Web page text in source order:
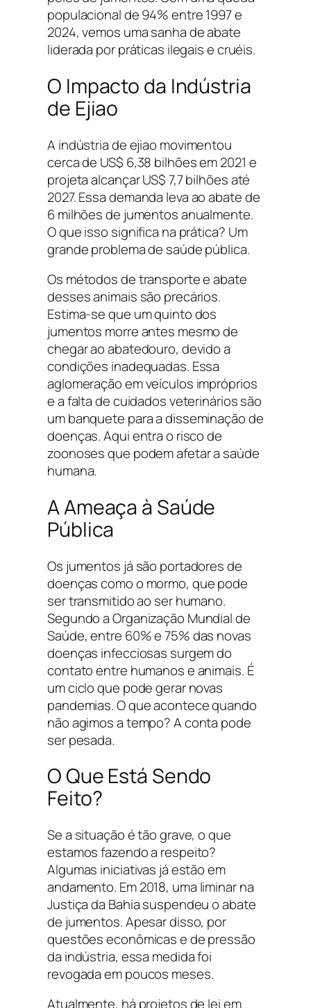
populacional de 94% entre 1997 e
2024, vemos uma sanha de abate
liderada por práticas ilegais e cruéis.
O Impacto da Indústria
de Ejiao
A indústria deejiao movimentou
cerca de US$ 6,38 bilhões em 2021 e
projeta alcançar US$ 7,7 bilhões até
2027. Essa demanda leva ao abate de
6 milhões de jumentos anualmente.
O que isso significa na prática? Um
grande problema de saúde pública.
Os métodos de transporte e abate
desses animais são precários.
Estima-se que um quinto dos
jumentos morre antes mesmo de
chegar ao abatedouro, devido a
condições inadequadas. Essa
aglomeração em veículos impróprios
e a falta de cuidados veterinários são
um banquete para a disseminação de
doenças. Aqui entra o risco de
zoonoses que podem afetar a saúde
humana.
A Ameaça à Saúde
Pública
Os jumentos já são portadores de
doenças como o mormo, que pode
ser transmitido ao ser humano.
Segundo a Organização Mundial de
Saúde, entre 60% e 75% das novas
doenças infecciosas surgem do
contato entre humanos e animais. É
um ciclo que pode gerar novas
pandemias. O que acontece quando
não agimos a tempo? A conta pode
ser pesada.
O Que Está Sendo
Feito?
Se a situação é tão grave, o que
estamos fazendo a respeito?
Algumas iniciativas já estão em
andamento. Em 2018, uma liminar na
Justiça da Bahia suspendeu o abate
de jumentos. Apesar disso, por
questões econômicas e de pressão
da indústria, essa medida foi
revogada em poucos meses.
Atualmente, há projetos de lei em